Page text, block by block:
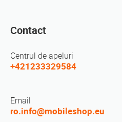
Contact
Centrul de apeluri
+421233329584
Email
ro.info@mobileshop.eu